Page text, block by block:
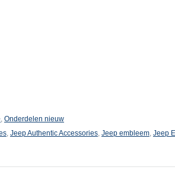
Onderdelen nieuw
, Jeep Authentic Accessories, Jeep embleem, Jeep